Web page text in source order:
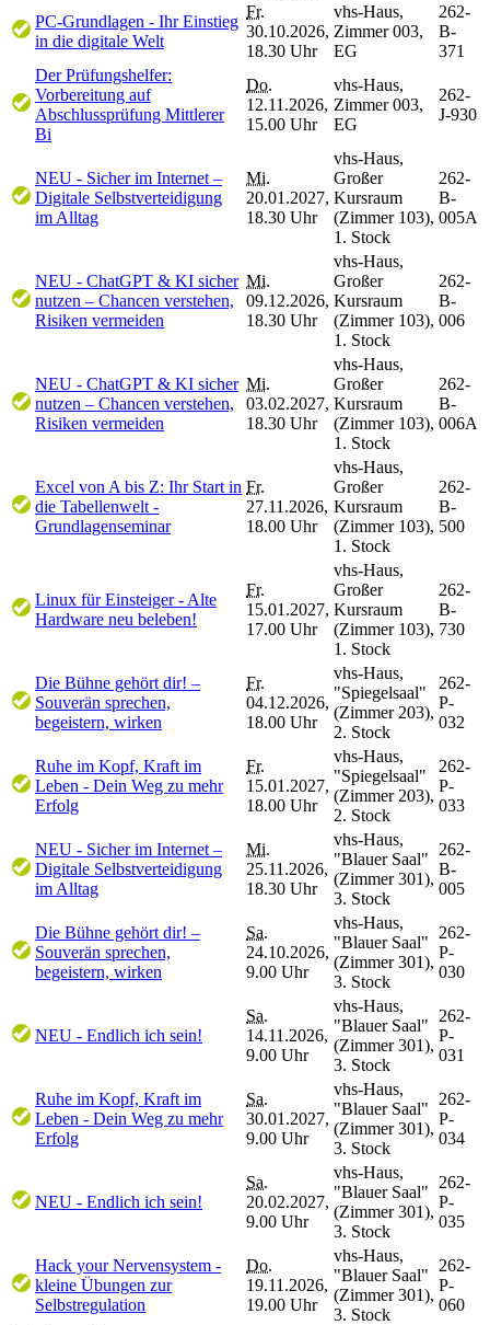
PC-Grundlagen - Ihr Einstieg
in die digitale Welt
Fr.
30.10.2026,
18.30 Uhr
vhs-Haus,
Zimmer 003,
EG
262-
B-
371
Der Prüfungshelfer:
Vorbereitung auf
Abschlussprüfung Mittlerer
Bi
Do.
12.11.2026,
15.00 Uhr
vhs-Haus,
Zimmer 003,
EG
262-
J-930
NEU - Sicher im Internet –
Digitale Selbstverteidigung
im Alltag
Mi.
20.01.2027,
18.30 Uhr
vhs-Haus,
Großer
Kursraum
(Zimmer 103),
1. Stock
262-
B-
005A
NEU - ChatGPT & KI sicher
nutzen – Chancen verstehen,
Risiken vermeiden
Mi.
09.12.2026,
18.30 Uhr
vhs-Haus,
Großer
Kursraum
(Zimmer 103),
1. Stock
262-
B-
006
NEU - ChatGPT & KI sicher
nutzen – Chancen verstehen,
Risiken vermeiden
Mi.
03.02.2027,
18.30 Uhr
vhs-Haus,
Großer
Kursraum
(Zimmer 103),
1. Stock
262-
B-
006A
Excel von A bis Z: Ihr Start in
die Tabellenwelt -
Grundlagenseminar
Fr.
27.11.2026,
18.00 Uhr
vhs-Haus,
Großer
Kursraum
(Zimmer 103),
1. Stock
262-
B-
500
Linux für Einsteiger - Alte
Hardware neu beleben!
Fr.
15.01.2027,
17.00 Uhr
vhs-Haus,
Großer
Kursraum
(Zimmer 103),
1. Stock
262-
B-
730
Die Bühne gehört dir! –
Souverän sprechen,
begeistern, wirken
Fr.
04.12.2026,
18.00 Uhr
vhs-Haus,
"Spiegelsaal"
(Zimmer 203),
2. Stock
262-
P-
032
Ruhe im Kopf, Kraft im
Leben - Dein Weg zu mehr
Erfolg
Fr.
15.01.2027,
18.00 Uhr
vhs-Haus,
"Spiegelsaal"
(Zimmer 203),
2. Stock
262-
P-
033
NEU - Sicher im Internet –
Digitale Selbstverteidigung
im Alltag
Mi.
25.11.2026,
18.30 Uhr
vhs-Haus,
"Blauer Saal"
(Zimmer 301),
3. Stock
262-
B-
005
Die Bühne gehört dir! –
Souverän sprechen,
begeistern, wirken
Sa.
24.10.2026,
9.00 Uhr
vhs-Haus,
"Blauer Saal"
(Zimmer 301),
3. Stock
262-
P-
030
NEU - Endlich ich sein!
Sa.
14.11.2026,
9.00 Uhr
vhs-Haus,
"Blauer Saal"
(Zimmer 301),
3. Stock
262-
P-
031
Ruhe im Kopf, Kraft im
Leben - Dein Weg zu mehr
Erfolg
Sa.
30.01.2027,
9.00 Uhr
vhs-Haus,
"Blauer Saal"
(Zimmer 301),
3. Stock
262-
P-
034
NEU - Endlich ich sein!
Sa.
20.02.2027,
9.00 Uhr
vhs-Haus,
"Blauer Saal"
(Zimmer 301),
3. Stock
262-
P-
035
Hack your Nervensystem -
kleine Übungen zur
Selbstregulation
Do.
19.11.2026,
19.00 Uhr
vhs-Haus,
"Blauer Saal"
(Zimmer 301),
3. Stock
262-
P-
060